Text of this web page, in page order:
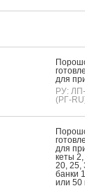
для
РУ:
(РГ-
для
кеты
20, 25,
бан­ки
или 50